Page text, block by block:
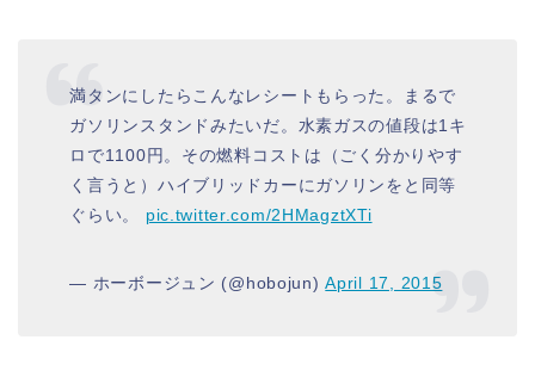
満タンにしたらこんなレシートもらった。まるで
ガソリンスタンドみたいだ。水素ガスの値段は1キ
ロで1100円。その燃料コストは（ごく分かりやす
く言うと）ハイブリッドカーにガソリンをと同等
ぐらい。 pic.twitter.com/2HMagztXTi
— ホーボージュン (@hobojun)April 17, 2015